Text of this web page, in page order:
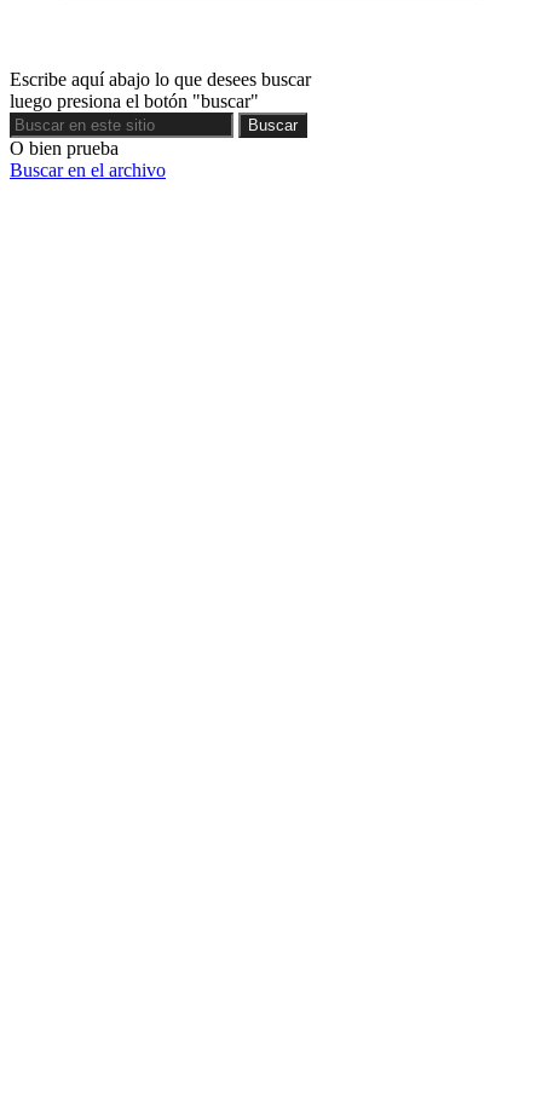
Escribe aquí abajo lo que desees buscar
luego presiona el botón "buscar"
Buscar
Buscar
O bien prueba
Buscar en el archivo